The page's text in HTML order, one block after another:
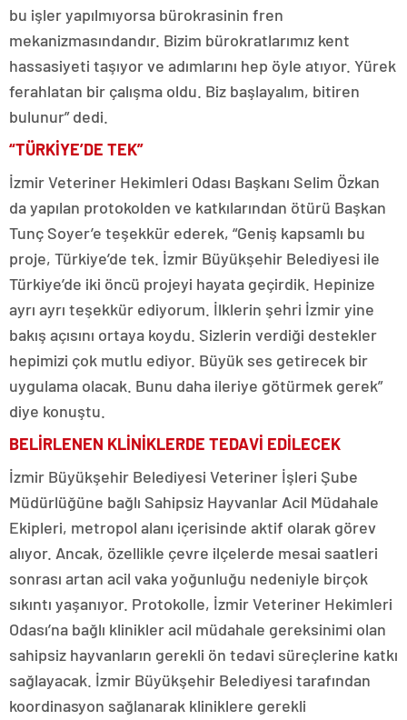
bu işler yapılmıyorsa bürokrasinin fren
mekanizmasındandır. Bizim bürokratlarımız kent
hassasiyeti taşıyor ve adımlarını hep öyle atıyor. Yürek
ferahlatan bir çalışma oldu. Biz başlayalım, bitiren
bulunur” dedi.
“TÜRKİYE’DE TEK”
İzmir Veteriner Hekimleri Odası Başkanı Selim Özkan
da yapılan protokolden ve katkılarından ötürü Başkan
Tunç Soyer’e teşekkür ederek, “Geniş kapsamlı bu
proje, Türkiye’de tek. İzmir Büyükşehir Belediyesi ile
Türkiye’de iki öncü projeyi hayata geçirdik. Hepinize
ayrı ayrı teşekkür ediyorum. İlklerin şehri İzmir yine
bakış açısını ortaya koydu. Sizlerin verdiği destekler
hepimizi çok mutlu ediyor. Büyük ses getirecek bir
uygulama olacak. Bunu daha ileriye götürmek gerek”
diye konuştu.
BELİRLENEN KLİNİKLERDE TEDAVİ EDİLECEK
İzmir Büyükşehir Belediyesi Veteriner İşleri Şube
Müdürlüğüne bağlı Sahipsiz Hayvanlar Acil Müdahale
Ekipleri, metropol alanı içerisinde aktif olarak görev
alıyor. Ancak, özellikle çevre ilçelerde mesai saatleri
sonrası artan acil vaka yoğunluğu nedeniyle birçok
sıkıntı yaşanıyor. Protokolle, İzmir Veteriner Hekimleri
Odası’na bağlı klinikler acil müdahale gereksinimi olan
sahipsiz hayvanların gerekli ön tedavi süreçlerine katkı
sağlayacak. İzmir Büyükşehir Belediyesi tarafından
koordinasyon sağlanarak kliniklere gerekli